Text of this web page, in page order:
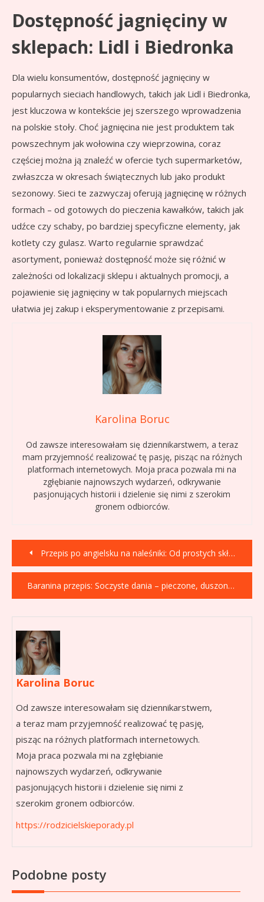
Dostępność jagnięciny w
sklepach: Lidl i Biedronka
Dla wielu konsumentów, dostępność jagnięciny w
popularnych sieciach handlowych, takich jak Lidl i Biedronka,
jest kluczowa w kontekście jej szerszego wprowadzenia
na polskie stoły. Choć jagnięcina nie jest produktem tak
powszechnym jak wołowina czy wieprzowina, coraz
częściej można ją znaleźć w ofercie tych supermarketów,
zwłaszcza w okresach świątecznych lub jako produkt
sezonowy. Sieci te zazwyczaj oferują jagnięcinę w różnych
formach – od gotowych do pieczenia kawałków, takich jak
udźce czy schaby, po bardziej specyficzne elementy, jak
kotlety czy gulasz. Warto regularnie sprawdzać
asortyment, ponieważ dostępność może się różnić w
zależności od lokalizacji sklepu i aktualnych promocji, a
pojawienie się jagnięciny w tak popularnych miejscach
ułatwia jej zakup i eksperymentowanie z przepisami.
Karolina Boruc
Od zawsze interesowałam się dziennikarstwem, a teraz
mam przyjemność realizować tę pasję, pisząc na różnych
platformach internetowych. Moja praca pozwala mi na
zgłębianie najnowszych wydarzeń, odkrywanie
pasjonujących historii i dzielenie się nimi z szerokim
gronem odbiorców.
Nawigacja
wpisu
Przepis po angielsku na naleśniki: Od prostych składników do pysznych deserów!
Baranina przepis: Soczyste dania – pieczone, duszone, z grilla!
Karolina Boruc
Od zawsze interesowałam się dziennikarstwem,
a teraz mam przyjemność realizować tę pasję,
pisząc na różnych platformach internetowych.
Moja praca pozwala mi na zgłębianie
najnowszych wydarzeń, odkrywanie
pasjonujących historii i dzielenie się nimi z
szerokim gronem odbiorców.
https://rodzicielskieporady.pl
Podobne posty